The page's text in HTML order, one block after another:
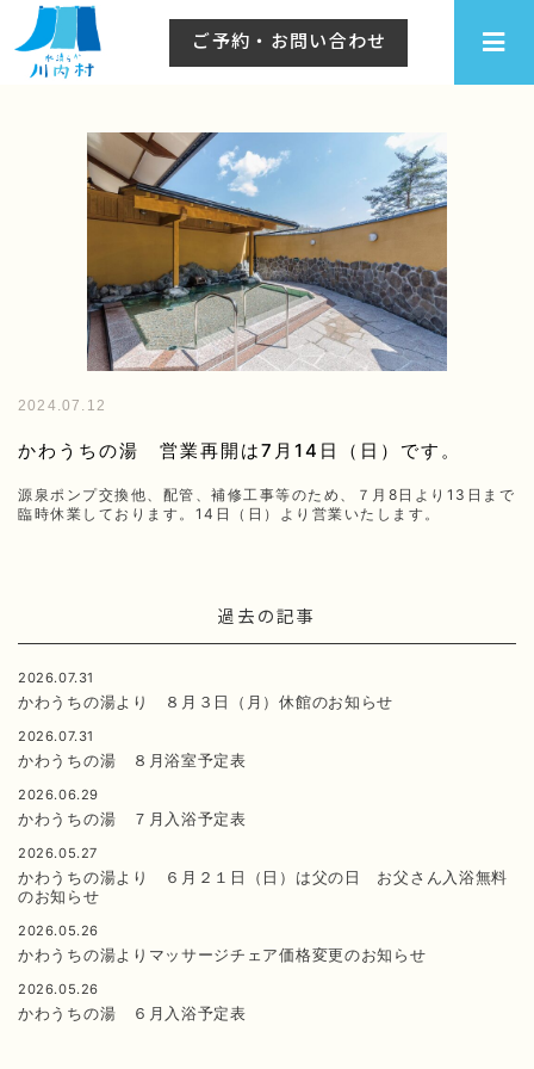
ご予約・お問い合わせ
2024.07.12
かわうちの湯 営業再開は7月14日（日）です。
源泉ポンプ交換他、配管、補修工事等のため、７月8日より13日まで
臨時休業しております。14日（日）より営業いたします。
過去の記事
2026.07.31
かわうちの湯より ８月３日（月）休館のお知らせ
2026.07.31
かわうちの湯 ８月浴室予定表
2026.06.29
かわうちの湯 ７月入浴予定表
2026.05.27
かわうちの湯より ６月２１日（日）は父の日 お父さん入浴無料
のお知らせ
2026.05.26
かわうちの湯よりマッサージチェア価格変更のお知らせ
2026.05.26
かわうちの湯 ６月入浴予定表